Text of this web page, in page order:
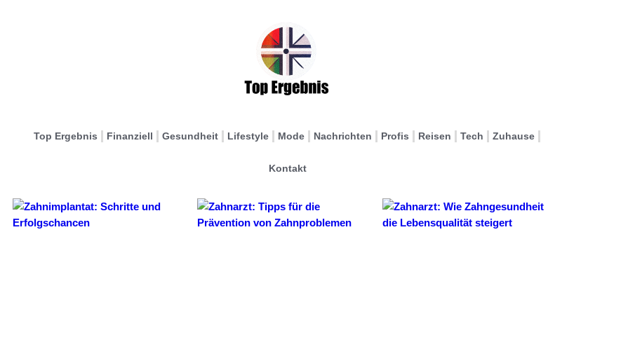
Top Ergebnis Finanziell Gesundheit Lifestyle Mode Nachrichten Profis Reisen Tech Zuhause
Kontakt